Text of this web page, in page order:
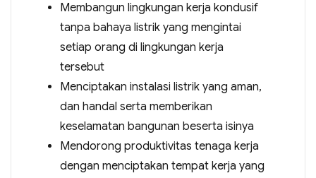
Membangun lingkungan kerja kondusif
tanpa bahaya listrik yang mengintai
setiap orang di lingkungan kerja
tersebut
Menciptakan instalasi listrik yang aman,
dan handal serta memberikan
keselamatan bangunan beserta isinya
Mendorong produktivitas tenaga kerja
dengan menciptakan tempat kerja yang